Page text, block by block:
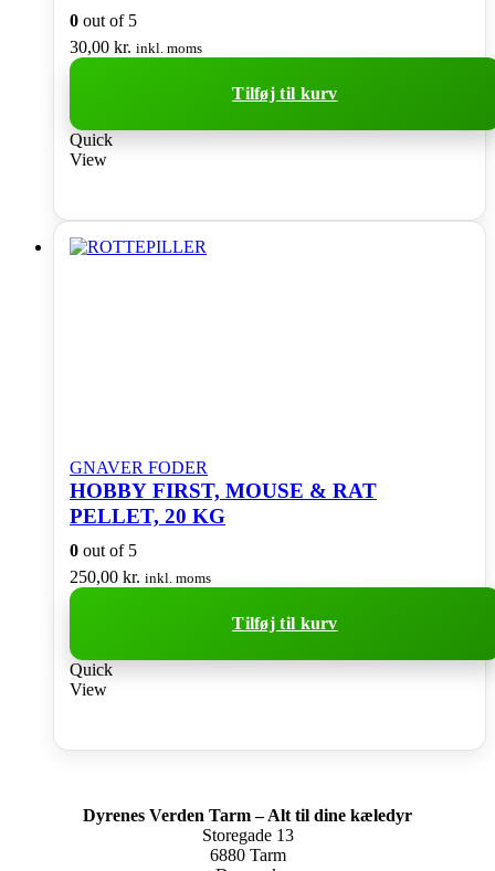
0 out of 5
30,00 kr. inkl. moms
Tilføj til kurv
Quick
View
GNAVER FODER
HOBBY FIRST, MOUSE & RAT
PELLET, 20 KG
0 out of 5
250,00 kr. inkl. moms
Tilføj til kurv
Quick
View
Dyrenes Verden Tarm – Alt til dine kæledyr
Storegade 13
6880 Tarm